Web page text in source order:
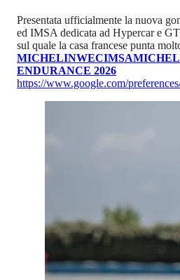
Presentata ufficialmente la nuova
ed IMSA dedicata ad Hypercar e
sul quale la casa francese punta
MICHELINWECIMSA
ENDURANCE 2026
https://www.google.com/